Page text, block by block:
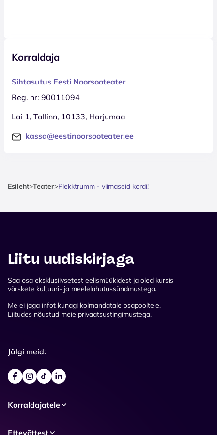
Korraldaja
Sihtasutus Eesti Noorsooteater
Reg. nr: 90011094
Lai 1, Tallinn, 10133, Harjumaa
kassa@eestinoorsooteater.ee
Esileht>Teater>Plekktrumm - viimaseid kordi!
Liitu uudiskirjaga
Saa osa eksklusiivsetest eelismüükidest ja oled kursis
värskete kultuuri- ja meelelahutussündmustega.
Me ei jaga infot kunagi kolmandatale osapooltele.
Liitudes nõustud meie privaatsustingimustega.
Jälgi meid:
Korraldajatele
Ettevõttest